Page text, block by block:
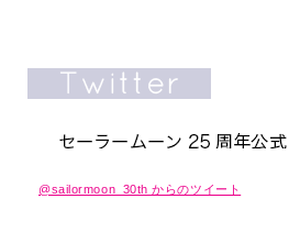
@sailormoon_30th からのツイート